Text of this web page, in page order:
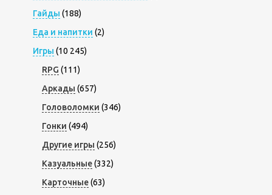
Гайды (188)
Еда и напитки (2)
Игры (10 245)
RPG (111)
Аркады (657)
Головоломки (346)
Гонки (494)
Другие игры (256)
Казуальные(332)
Карточные(63)